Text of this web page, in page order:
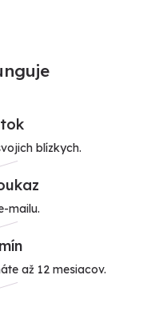
blízkych.
mailu.
až 12 mesiacov.